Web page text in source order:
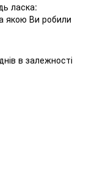
ласка:
якою Ви робили
в залежності